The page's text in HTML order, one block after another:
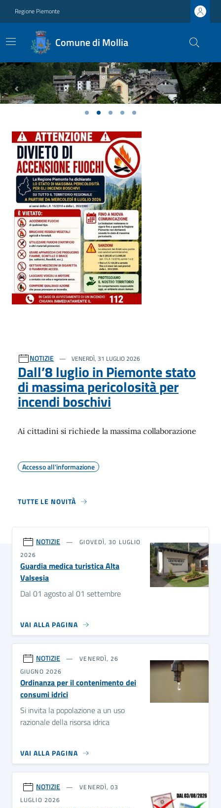
Regione Piemonte
Comune di Mollia
Previous Next
Ultime notizie
NOTIZIE VENERDÌ, 31 LUGLIO 2026
Dall’8 luglio in Piemonte stato
di massima pericolosità per
incendi boschivi
Ai cittadini si richiede la massima collaborazione
Accesso all'informazione
TUTTE LE NOVITÀ
NOTIZIE
GIOVEDÌ, 30 LUGLIO
2026
Guardia medica turistica Alta
Valsesia
Dal 01 agosto al 01 settembre
VAI ALLA PAGINA
NOTIZIE
VENERDÌ, 26
GIUGNO 2026
Ordinanza per il contenimento dei
consumi idrici
Si invita la popolazione a un uso
razionale della risorsa idrica
VAI ALLA PAGINA
NOTIZIE
VENERDÌ, 03
LUGLIO 2026